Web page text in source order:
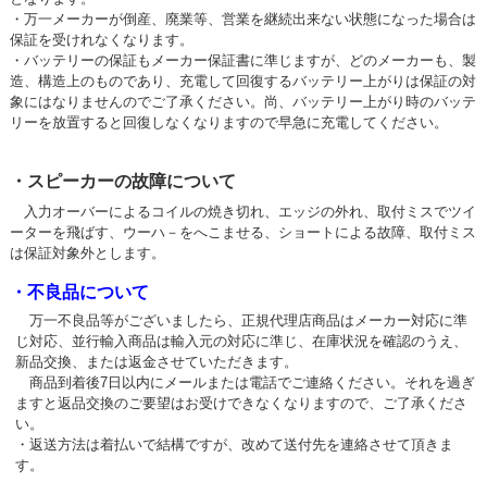
・万一メーカーが倒産、廃業等、営業を継続出来ない状態になった場合は
保証を受けれなくなります。
・バッテリーの保証もメーカー保証書に準じますが、どのメーカーも、製
造、構造上のものであり、充電して回復するバッテリー上がりは保証の対
象にはなりませんのでご了承ください。尚、バッテリー上がり時のバッテ
リーを放置すると回復しなくなりますので早急に充電してください。
・スピーカーの故障について
入力オーバーによるコイルの焼き切れ、エッジの外れ、取付ミスでツイ
ーターを飛ばす、ウーハ－をへこませる、ショートによる故障、取付ミス
は保証対象外とします。
・不良品について
万一不良品等がございましたら、正規代理店商品はメーカー対応に準
じ対応、並行輸入商品は輸入元の対応に準じ、在庫状況を確認のうえ、
新品交換、または返金させていただきます。
商品到着後7日以内にメールまたは電話でご連絡ください。それを過ぎ
ますと返品交換のご要望はお受けできなくなりますので、ご了承くださ
い。
・返送方法は着払いで結構ですが、改めて送付先を連絡させて頂きま
す。